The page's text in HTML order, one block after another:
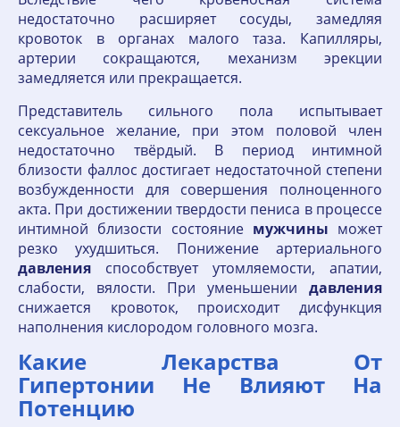
недостаточно расширяет сосуды, замедляя
кровоток в органах малого таза. Капилляры,
артерии сокращаются, механизм эрекции
замедляется или прекращается.
Представитель сильного пола испытывает
сексуальное желание, при этом половой член
недостаточно твёрдый. В период интимной
близости фаллос достигает недостаточной степени
возбужденности для совершения полноценного
акта. При достижении твердости пениса в процессе
интимной близости состояние мужчины может
резко ухудшиться. Понижение артериального
давления способствует утомляемости, апатии,
слабости, вялости. При уменьшении давления
снижается кровоток, происходит дисфункция
наполнения кислородом головного мозга.
Какие Лекарства От
Гипертонии Не Влияют На
Потенцию